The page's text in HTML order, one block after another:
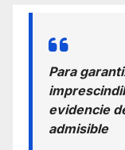
Para
evidencie
admisible